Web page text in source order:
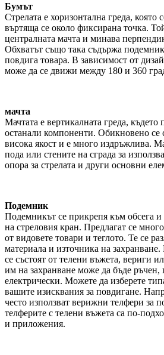
Бумът
Стрелата е хоризонтална греда, която
въртяща се около фиксирана точка.
централната мачта и минава
Обхватът също така съдържа
повдига товара. В зависимост от
може да се движи между 180 и 360
мачта
Мачтата е вертикалната греда, където
останали компоненти. Обикновено се
висока якост и е много издръжлива.
пода или стените на сграда за
опора за стрелата и други основни
Подемник
Подемникът се прикрепя към обсега
на стреловия кран. Предлагат се
от видовете товари и теглото. Те се
материала и източника на
се състоят от телени въжета, вериги
им на захранване може да бъде
електрически. Можете да изберете
вашите изисквания за повдигане.
често използват верижни телфери за
телферите с телени въжета са по-
и приложения.